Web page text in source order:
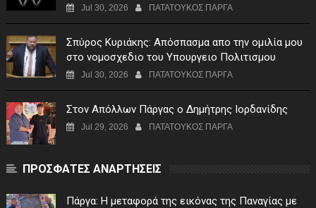
Jul 30, 2026 ΠΑΤΑΤΟΥΚΟΣ ΠΑΡΓΑ
Σπύρος Κυριάκης: Απόσπασμα απο την ομιλία μου
στο νομοσχεδιο του Υπουργειο Πολιτισμου
Jul 30, 2026 ΠΑΤΑΤΟΥΚΟΣ ΠΑΡΓΑ
Στον Απόλλων Πάργας ο Δημήτρης Ιορδανίδης
Jul 29, 2026 ΠΑΤΑΤΟΥΚΟΣ ΠΑΡΓΑ
ΠΡΟΣΦΑΤΕΣ ΑΝΑΡΤΗΣΕΙΣ
Πάργα: Η μεταφορά της εικόνας της Παναγίας με